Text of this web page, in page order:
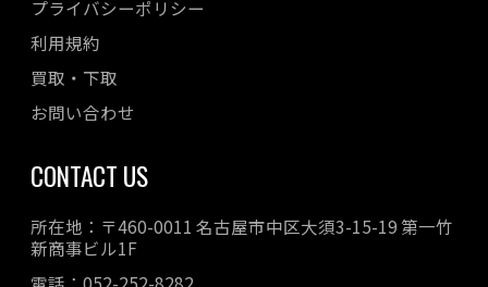
プライバシーポリシー
利用規約
買取・下取
お問い合わせ
CONTACT US
所在地：〒460-0011 名古屋市中区大須3-15-19 第一竹
新商事ビル1F